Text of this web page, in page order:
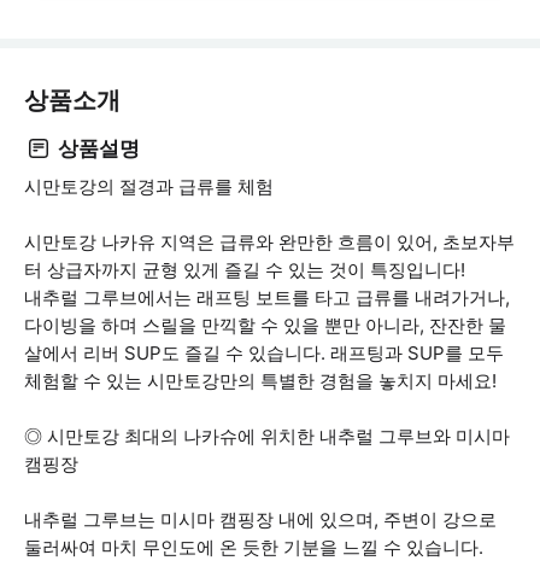
상품소개
상품설명
시만토강의 절경과 급류를 체험
시만토강 나카유 지역은 급류와 완만한 흐름이 있어, 초보자부
터 상급자까지 균형 있게 즐길 수 있는 것이 특징입니다!
내추럴 그루브에서는 래프팅 보트를 타고 급류를 내려가거나,
다이빙을 하며 스릴을 만끽할 수 있을 뿐만 아니라, 잔잔한 물
살에서 리버 SUP도 즐길 수 있습니다. 래프팅과 SUP를 모두
체험할 수 있는 시만토강만의 특별한 경험을 놓치지 마세요!
◎ 시만토강 최대의 나카슈에 위치한 내추럴 그루브와 미시마
캠핑장
내추럴 그루브는 미시마 캠핑장 내에 있으며, 주변이 강으로
둘러싸여 마치 무인도에 온 듯한 기분을 느낄 수 있습니다.